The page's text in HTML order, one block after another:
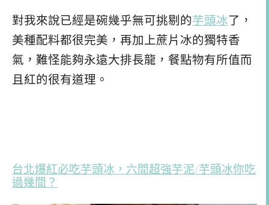
對我來說已經是碗幾乎無可挑剔的芋頭冰了，
美種配料都很完美，再加上蔗片冰的獨特香
氣，難怪能夠永遠大排長龍，餐點物有所值而
且紅的很有道理。
台北爆紅必吃芋頭冰，六間超強芋泥/芋頭冰你吃
過幾間？